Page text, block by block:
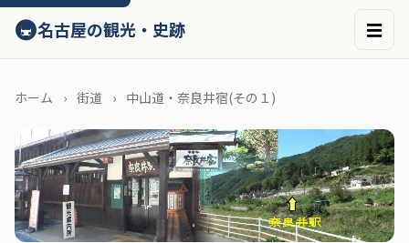
ン
テ
へ
キ
ッ
プ
🚇名古屋の観光・史跡 ☰
ホーム 街道 中山道・奈良井宿(その１)